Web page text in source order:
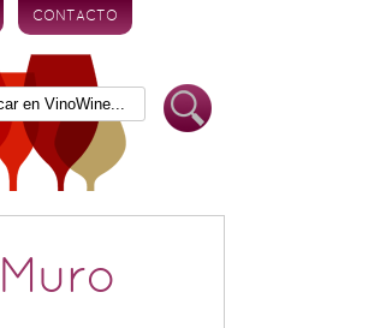
CONTACTO